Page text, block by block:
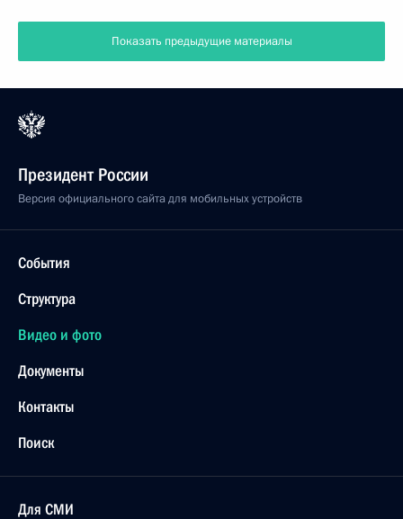
Показать предыдущие материалы
Президент России
Версия официального сайта для мобильных устройств
События
Структура
Видео и фото
Документы
Контакты
Поиск
Для СМИ